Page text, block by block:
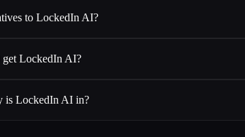
to LockedIn AI?
get LockedIn AI?
is LockedIn AI in?